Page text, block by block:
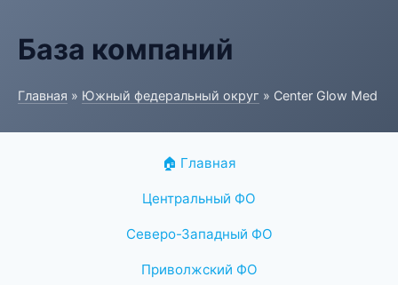
База компаний
Главная » Южный федеральный округ » Center Glow Med
🏠 Главная
Центральный ФО
Северо-Западный ФО
Приволжский ФО